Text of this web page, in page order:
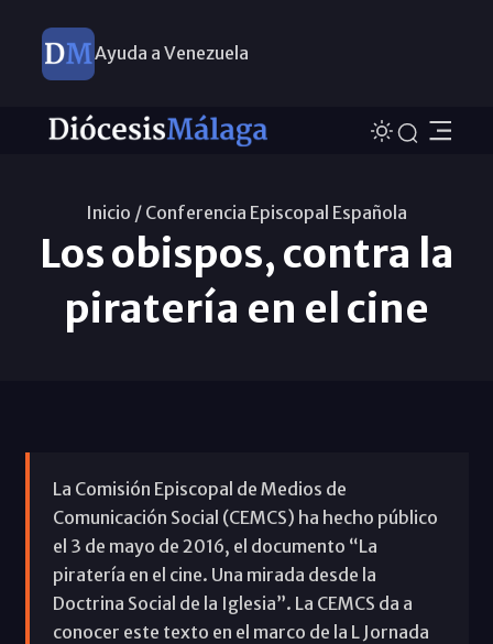
Ayuda a Venezuela
Inicio / Conferencia Episcopal Española
Los obispos, contra la
piratería en el cine
La Comisión Episcopal de Medios de
Comunicación Social (CEMCS) ha hecho público
el 3 de mayo de 2016, el documento “La
piratería en el cine. Una mirada desde la
Doctrina Social de la Iglesia”. La CEMCS da a
conocer este texto en el marco de la L Jornada